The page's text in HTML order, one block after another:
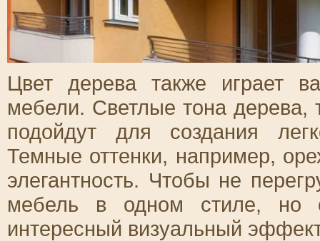
Цвет дерева также играет
мебели. Светлые тона дерева,
подойдут для создания
Темные оттенки, например,
элегантность. Чтобы не
мебель в одном стиле, но
интересный визуальный